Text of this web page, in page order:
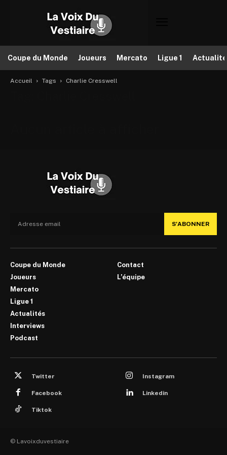
Coupe du Monde Joueurs Mercato Ligue 1
Accueil Tags Charlie Cresswell
S'ABONNER
Coupe du Monde
Joueurs
Mercato
Ligue 1
Actualités
Interviews
Podcast
Contact
L’équipe
Twitter Instagram
Facebook Linkedin
Tiktok
© Lavoixduvestiaire